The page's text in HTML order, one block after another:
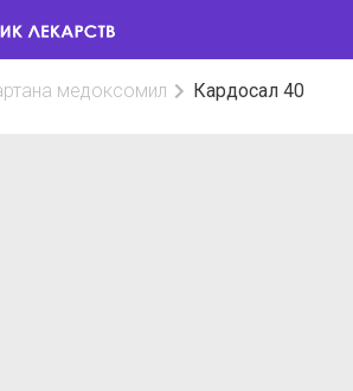
медоксомил Кардосал 40